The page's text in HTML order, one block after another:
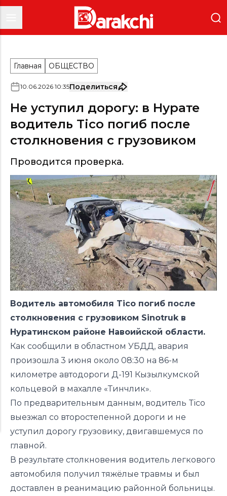
Главная ОБЩЕСТВО
10.06.2026 10:35Поделиться
Не уступил дорогу: в Нурате
водитель Tico погиб после
столкновения с грузовиком
Проводится проверка.
Водитель автомобиля Tico погиб после
столкновения с грузовиком Sinotruk в
Нуратинском районе Навоийской области.
Как сообщили в областном УБДД, авария
произошла 3 июня около 08:30 на 86-м
километре автодороги Д-191 Кызылкумской
кольцевой в махалле «Тинчлик».
По предварительным данным, водитель Tico
выезжал со второстепенной дороги и не
уступил дорогу грузовику, двигавшемуся по
главной.
В результате столкновения водитель легкового
автомобиля получил тяжёлые травмы и был
доставлен в реанимацию районной больницы.